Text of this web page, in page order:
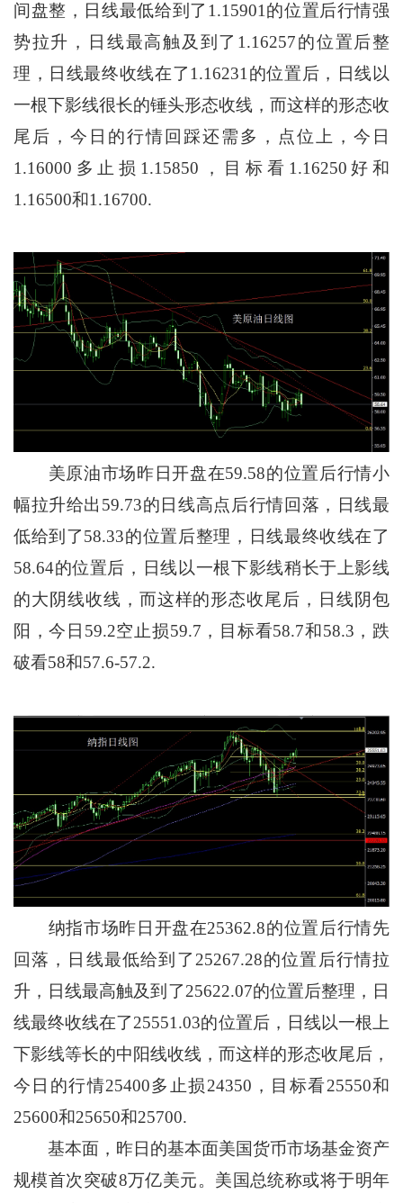
间盘整，日线最低给到了1.15901的位置后行情强
势拉升，日线最高触及到了1.16257的位置后整
理，日线最终收线在了1.16231的位置后，日线以
一根下影线很长的锤头形态收线，而这样的形态收
尾后，今日的行情回踩还需多，点位上，今日
1.16000多止损1.15850，目标看1.16250好和
1.16500和1.16700.
美原油市场昨日开盘在59.58的位置后行情小
幅拉升给出59.73的日线高点后行情回落，日线最
低给到了58.33的位置后整理，日线最终收线在了
58.64的位置后，日线以一根下影线稍长于上影线
的大阴线收线，而这样的形态收尾后，日线阴包
阳，今日59.2空止损59.7，目标看58.7和58.3，跌
破看58和57.6-57.2.
纳指市场昨日开盘在25362.8的位置后行情先
回落，日线最低给到了25267.28的位置后行情拉
升，日线最高触及到了25622.07的位置后整理，日
线最终收线在了25551.03的位置后，日线以一根上
下影线等长的中阳线收线，而这样的形态收尾后，
今日的行情25400多止损24350，目标看25550和
25600和25650和25700.
基本面，昨日的基本面美国货币市场基金资产
规模首次突破8万亿美元。美国总统称或将于明年